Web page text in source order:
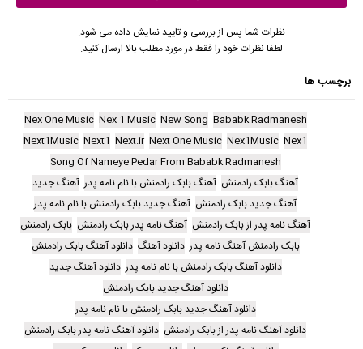
نظرات شما پس از بررسی و تایید نمایش داده می شود.
لطفا نظرات خود را فقط در مورد مطلب بالا ارسال کنید.
برچسب ها
Bababk Radmanesh
New Song
Nex 1 Music
Nex One Music
Nex1
Nex1Music
Next One Music
Next.ir
Next1
Next1Music
Song Of Nameye Pedar From Bababk Radmanesh
آهنگ بابک رادمنش آهنگ بابک رادمنش با نام نامه پدر آهنگ جدید
آهنگ جدید بابک رادمنش آهنگ جدید بابک رادمنش با نام نامه پدر
آهنگ نامه پدر از بابک رادمنش آهنگ نامه پدر بابک رادمنش بابک رادمنش
بابک رادمنش آهنگ نامه پدر دانلود آهنگ دانلود آهنگ بابک رادمنش
دانلود آهنگ بابک رادمنش با نام نامه پدر دانلود آهنگ جدید
دانلود آهنگ جدید بابک رادمنش
دانلود آهنگ جدید بابک رادمنش با نام نامه پدر
دانلود آهنگ نامه پدر از بابک رادمنش دانلود آهنگ نامه پدر بابک رادمنش